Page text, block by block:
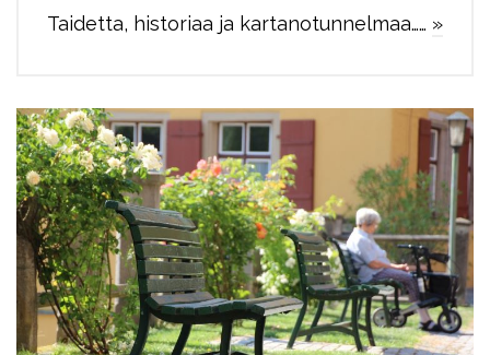
Taidetta, historiaa ja kartanotunnelmaa…… »